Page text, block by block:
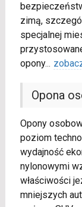
zimą,
specjalnej
opony...
Opona
Opony
poziom
wydajność
nylonowymi
właściwości
mniejszych